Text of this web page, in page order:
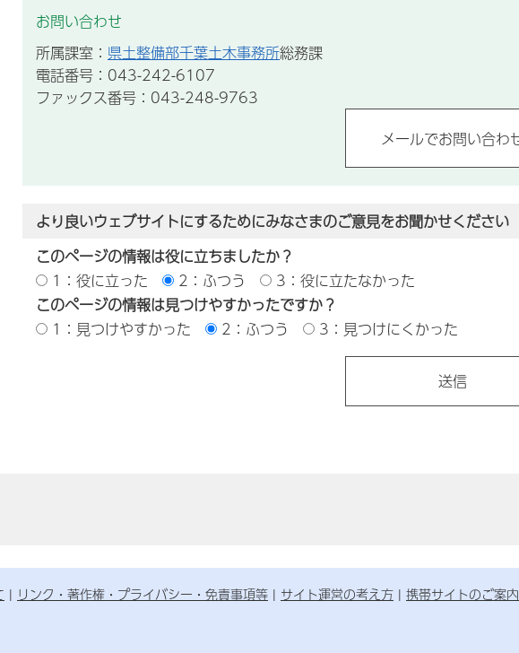
お問い合わせ
所属課室： 県土整備部千葉土木事務所総務課
電話番号：043-242-6107
ファックス番号：043-248-9763
より良いウェブサイトにするためにみなさまのご意見をお聞かせください
このページの情報は役に立ちましたか？
1：役に立った
2：ふつう
3：役に立たなかった
このページの情報は見つけやすかったですか？
1：見つけやすかった
2：ふつう 3：見つけにくかった
リンク・著作権・プライバシー・免責事項等 サイト運営の考え方 携帯サイトのご案内